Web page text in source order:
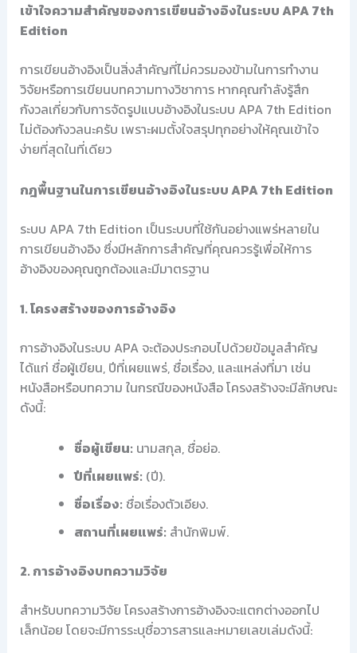
เข้าใจความสำคัญของการเขียนอ้างอิงในระบบ APA 7th
Edition
การเขียนอ้างอิงเป็นสิ่งสำคัญที่ไม่ควรมองข้ามในการทำงาน
วิจัยหรือการเขียนบทความทางวิชาการ หากคุณกำลังรู้สึก
กังวลเกี่ยวกับการจัดรูปแบบอ้างอิงในระบบ APA 7th Edition
ไม่ต้องกังวลนะครับ เพราะผมตั้งใจสรุปทุกอย่างให้คุณเข้าใจ
ง่ายที่สุดในที่เดียว
กฎพื้นฐานในการเขียนอ้างอิงในระบบ APA 7th Edition
ระบบ APA 7th Edition เป็นระบบที่ใช้กันอย่างแพร่หลายใน
การเขียนอ้างอิง ซึ่งมีหลักการสำคัญที่คุณควรรู้เพื่อให้การ
อ้างอิงของคุณถูกต้องและมีมาตรฐาน
1. โครงสร้างของการอ้างอิง
การอ้างอิงในระบบ APA จะต้องประกอบไปด้วยข้อมูลสำคัญ
ได้แก่ ชื่อผู้เขียน, ปีที่เผยแพร่, ชื่อเรื่อง, และแหล่งที่มา เช่น
หนังสือหรือบทความ ในกรณีของหนังสือ โครงสร้างจะมีลักษณะ
ดังนี้:
ชื่อผู้เขียน: นามสกุล, ชื่อย่อ.
ปีที่เผยแพร่: (ปี).
ชื่อเรื่อง: ชื่อเรื่องตัวเอียง.
สถานที่เผยแพร่: สำนักพิมพ์.
2. การอ้างอิงบทความวิจัย
สำหรับบทความวิจัย โครงสร้างการอ้างอิงจะแตกต่างออกไป
เล็กน้อย โดยจะมีการระบุชื่อวารสารและหมายเลขเล่มดังนี้: